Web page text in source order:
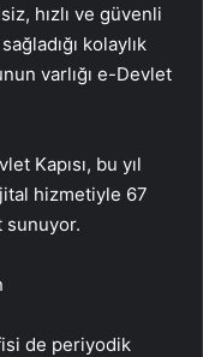
hızlı ve güvenli
kolaylık
varlığı e-Devlet
Kapısı, bu yıl
hizmetiyle 67
sunuyor.
de periyodik